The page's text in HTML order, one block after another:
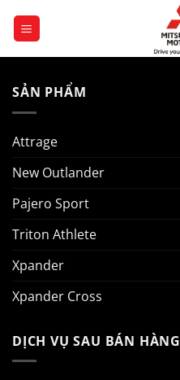
đến
SẢN PHẨM
Attrage
New Outlander
Pajero Sport
Triton Athlete
Xpander
Xpander Cross
DỊCH VỤ SAU BÁN HÀNG